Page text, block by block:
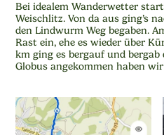
Bei idealem Wanderwetter
Weischlitz. Von da aus ging’s
den Lindwurm Weg begaben.
Rast ein, ehe es wieder über
km ging es bergauf und
Globus angekommen haben